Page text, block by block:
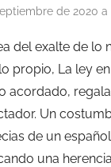
de 2020 a
del exalte de lo
propio, La ley
acordado,
Un
de un
una